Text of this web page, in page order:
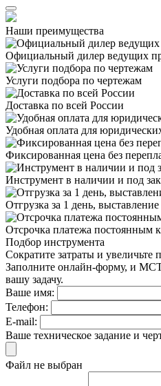
Наши преимущества
Официальный дилер ведущих
Услуги подбора по чертежам
Доставка по всей России
Удобная оплата для
Фиксированная цена без
Инструмент в наличии и под
Отгрузка за 1 день, выставление
Отсрочка платежа постоянным
Подбор инструмента
Сократите затраты и увеличьте
Заполните онлайн-форму, и
вашу задачу.
Ваше имя:
Телефон:
E-mail:
Ваше техническое задание и
Файл не выбран